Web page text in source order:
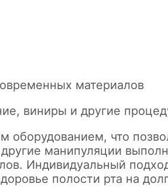
материалов
виниры и другие
оборудованием, что
манипуляции
Индивидуальный
полости рта на